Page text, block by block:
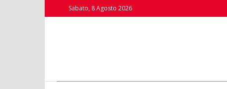
Sabato, 8 Agosto 2026